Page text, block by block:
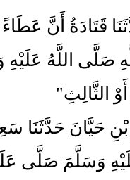
قَتَادَةُ أَنَّ عَطَاءً
صَلَّى اللَّهُ
الثَّالِثِ"
بْنِ حَيَّانَ حَدَّثَنَا
وَسَلَّمَ صَلَّى